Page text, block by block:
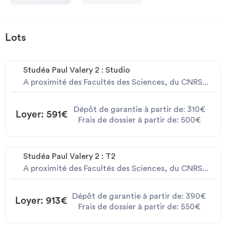
Lots
Studéa Paul Valery 2 : Studio
A proximité des Facultés des Sciences, du CNRS...
Loyer: 591€
Dépôt de garantie à partir de: 310€
Frais de dossier à partir de: 500€
Studéa Paul Valery 2 : T2
A proximité des Facultés des Sciences, du CNRS...
Loyer: 913€
Dépôt de garantie à partir de: 390€
Frais de dossier à partir de: 550€